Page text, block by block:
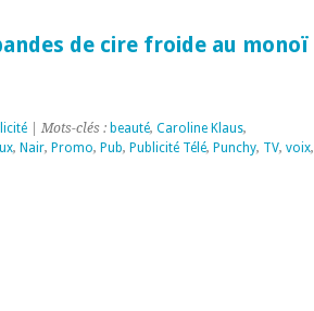
de cire froide au monoï
| Mots-clés : beauté, Caroline Klaus,
, Nair, Promo, Pub, Publicité Télé, Punchy, TV, voix,